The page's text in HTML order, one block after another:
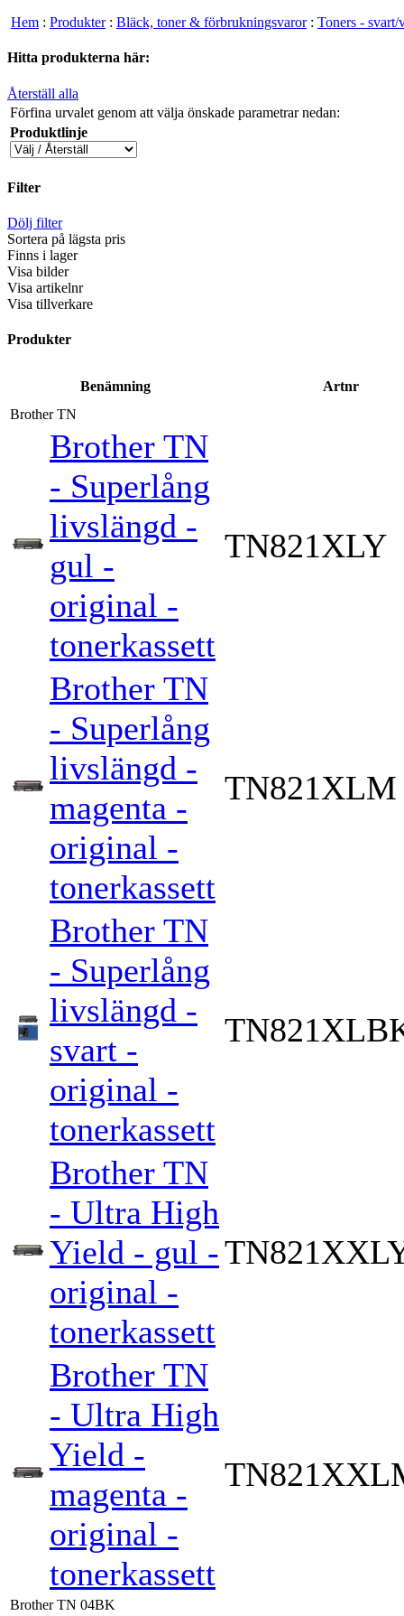
Hem : Produkter: Bläck, toner & förbrukningsvaror: Toners - svart/
Hitta produkterna här:
Återställ alla
Förfina urvalet genom att välja önskade parametrar nedan:
Produktlinje
Filter
Dölj filter
Sortera på lägsta pris
Finns i lager
Visa bilder
Visa artikelnr
Visa tillverkare
Produkter
Benämning
Artnr
Brother TN
Brother TN
- Superlång
livslängd -
gul -
original -
tonerkassett
TN821XLY
Brother TN
- Superlång
livslängd -
magenta -
original -
tonerkassett
TN821XLM
Brother TN
- Superlång
livslängd -
svart -
original -
tonerkassett
Brother TN
- Ultra High
Yield - gul -
original -
tonerkassett
Brother TN
- Ultra High
Yield -
magenta -
original -
tonerkassett
Brother TN 04BK